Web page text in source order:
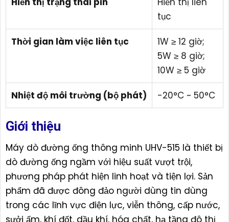
tục
Thời gian làm việc liên tục
1W ≥ 12 giờ;
5W ≥ 8 giờ;
10W ≥ 5 giờ
Nhiệt độ môi trường (bộ phát) -20°C ~ 50°C
Giới thiệu
Máy dò đường ống thông minh UHV-515 là thiết bị
dò đường ống ngầm với hiệu suất vượt trội,
phương pháp phát hiện linh hoạt và tiện lợi. Sản
phẩm đã được đông đảo người dùng tin dùng
trong các lĩnh vực điện lực, viễn thông, cấp nước,
sưởi ấm, khí đốt, dầu khí, hóa chất, hạ tầng đô thị